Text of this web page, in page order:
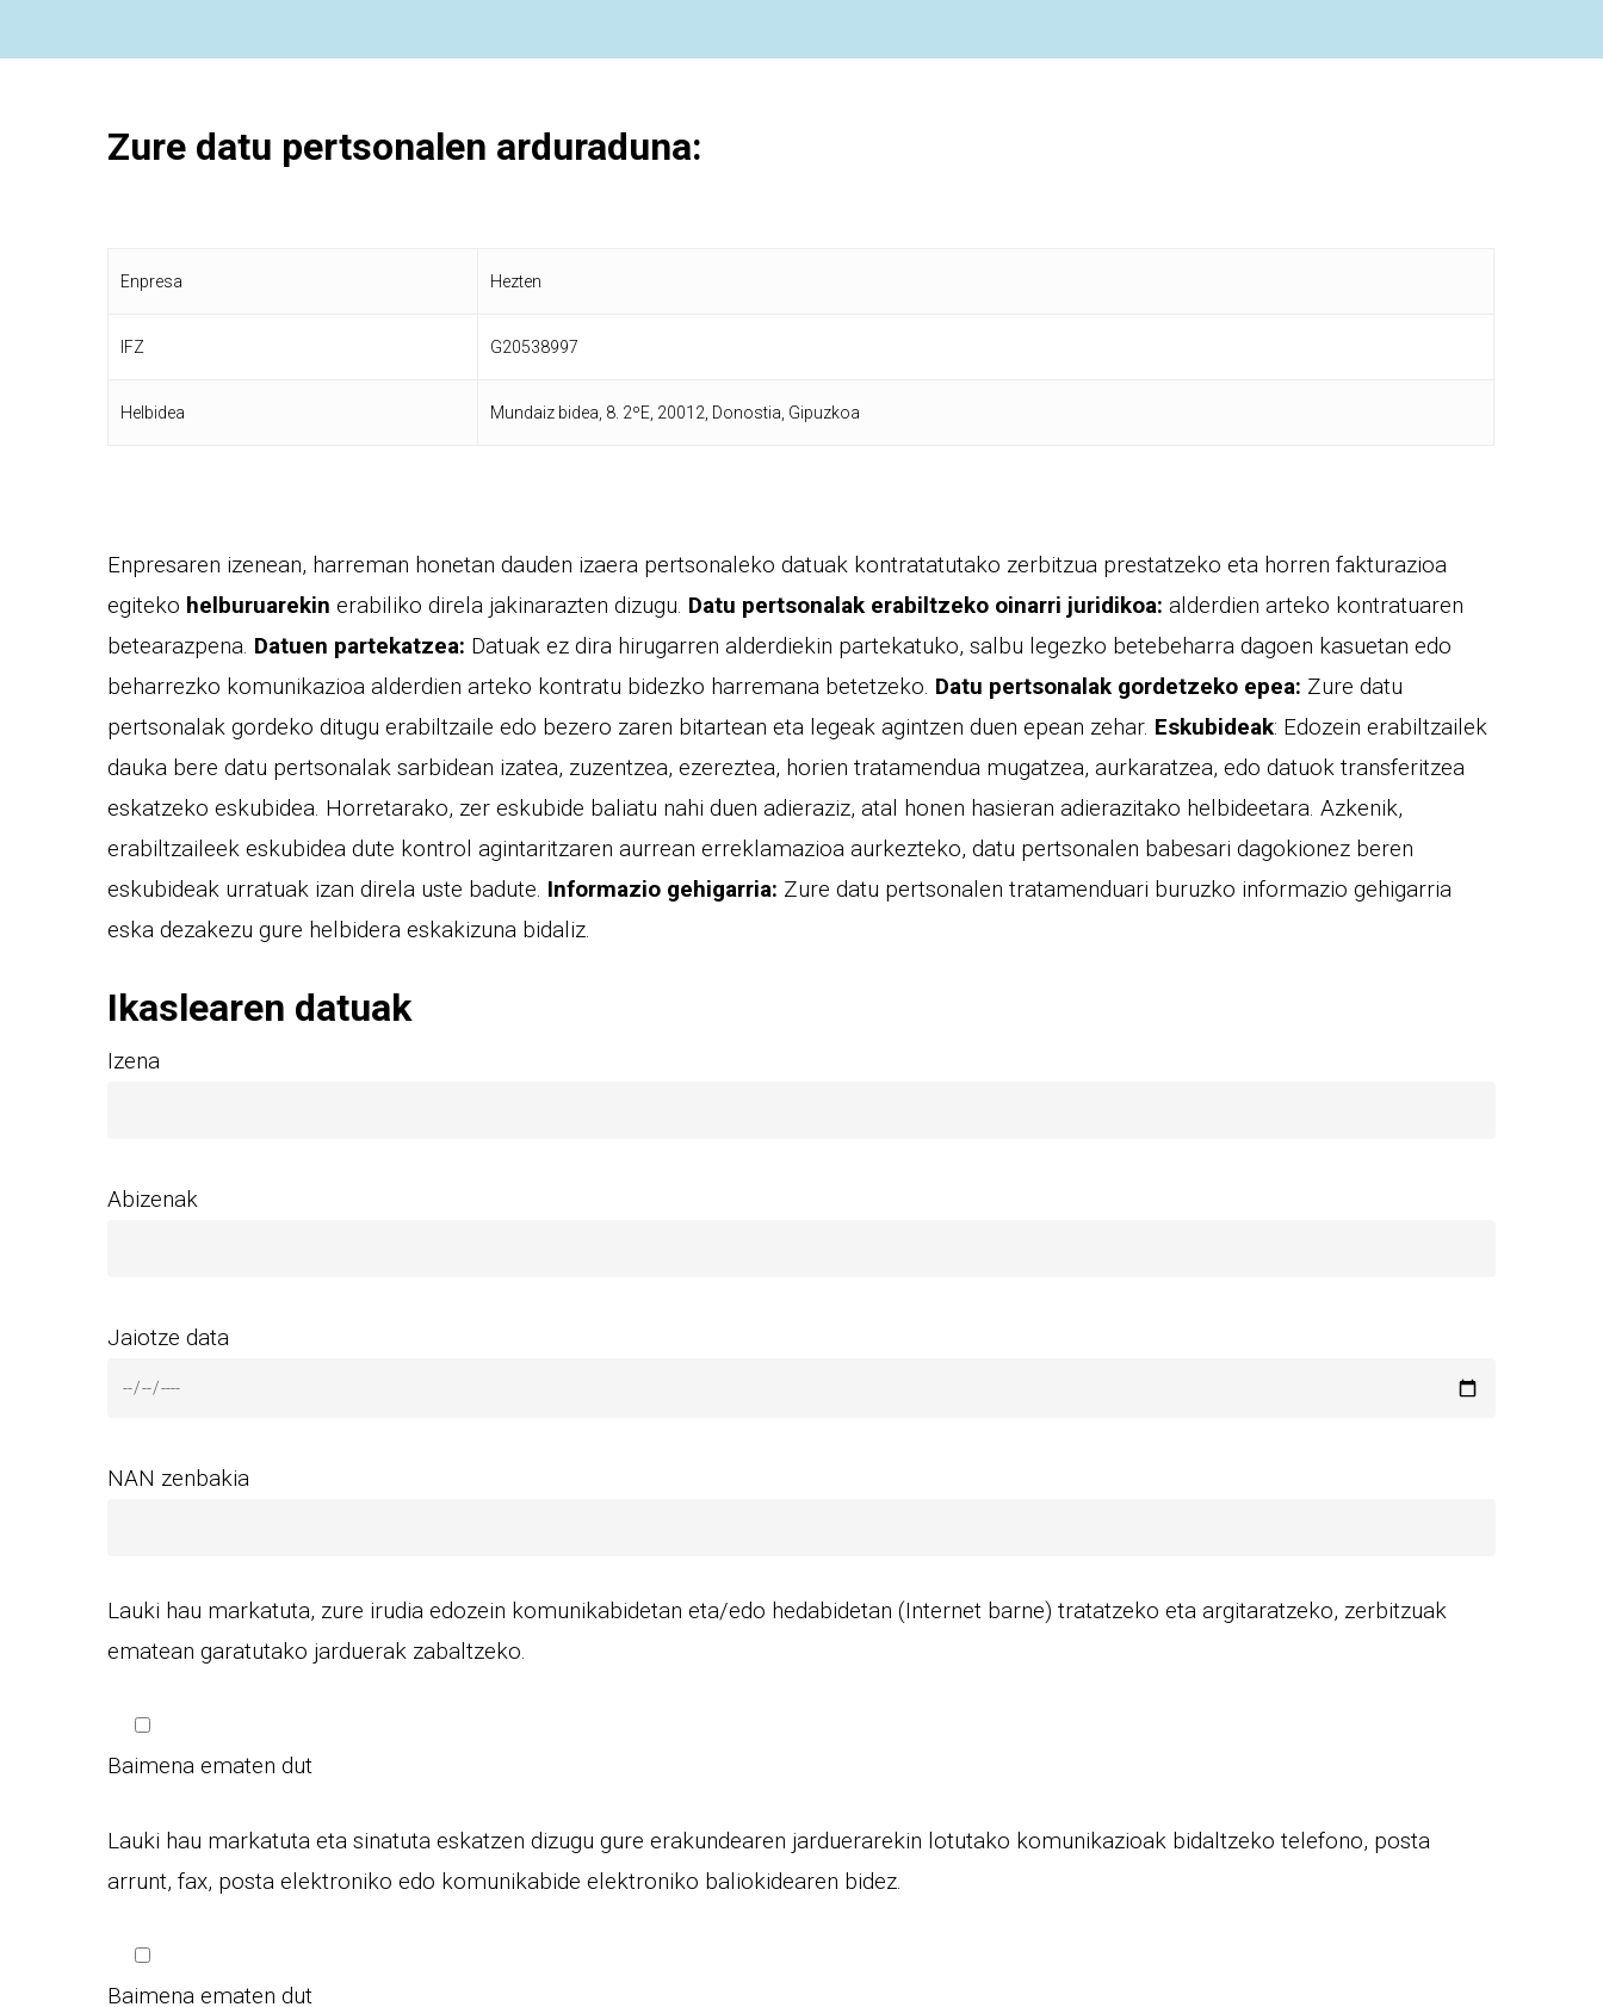
Zure datu pertsonalen arduraduna:
Enpresa Hezten
IFZ G20538997
Helbidea Mundaiz bidea, 8. 2ºE, 20012, Donostia, Gipuzkoa
Enpresaren izenean, harreman honetan dauden izaera pertsonaleko datuak kontratatutako zerbitzua prestatzeko eta horren fakturazioa
egiteko helburuarekinerabiliko direla jakinarazten dizugu. Datu pertsonalak erabiltzeko oinarri juridikoa: alderdien arteko kontratuaren
betearazpena. Datuen partekatzea: Datuak ez dira hirugarren alderdiekin partekatuko, salbu legezko betebeharra dagoen kasuetan edo
beharrezko komunikazioa alderdien arteko kontratu bidezko harremana betetzeko. Datu pertsonalak gordetzeko epea: Zure datu
pertsonalak gordeko ditugu erabiltzaile edo bezero zaren bitartean eta legeak agintzen duen epean zehar. Eskubideak: Edozein erabiltzailek
dauka bere datu pertsonalak sarbidean izatea, zuzentzea, ezereztea, horien tratamendua mugatzea, aurkaratzea, edo datuok transferitzea
eskatzeko eskubidea. Horretarako, zer eskubide baliatu nahi duen adieraziz, atal honen hasieran adierazitako helbideetara. Azkenik,
erabiltzaileek eskubidea dute kontrol agintaritzaren aurrean erreklamazioa aurkezteko, datu pertsonalen babesari dagokionez beren
eskubideak urratuak izan direla uste badute. Informazio gehigarria: Zure datu pertsonalen tratamenduari buruzko informazio gehigarria
eska dezakezu gure helbidera eskakizuna bidaliz.
Ikaslearen datuak
Izena
Abizenak
Jaiotze data
NAN zenbakia
Lauki hau markatuta, zure irudia edozein komunikabidetan eta/edo hedabidetan (Internet barne) tratatzeko eta argitaratzeko, zerbitzuak
ematean garatutako jarduerak zabaltzeko.
Baimena ematen dut
Lauki hau markatuta eta sinatuta eskatzen dizugu gure erakundearen jarduerarekin lotutako komunikazioak bidaltzeko telefono, posta
arrunt, fax, posta elektroniko edo komunikabide elektroniko baliokidearen bidez.
Baimena ematen dut